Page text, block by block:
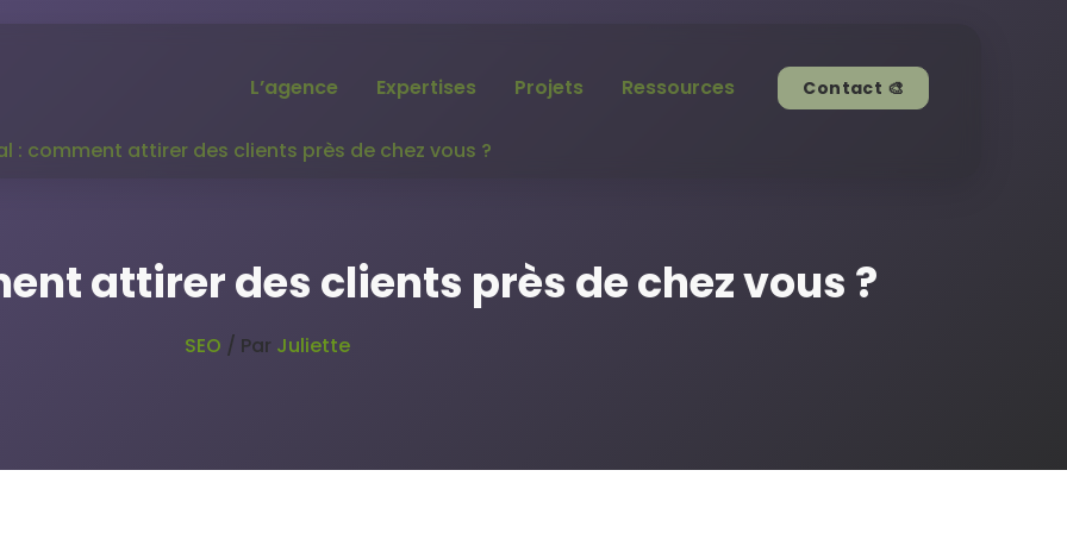
L’agence Expertises Projets Ressources Contact 🎨
: comment attirer des clients près de chez vous ?
attirer des clients près de chez vous ?
SEO / Par Juliette